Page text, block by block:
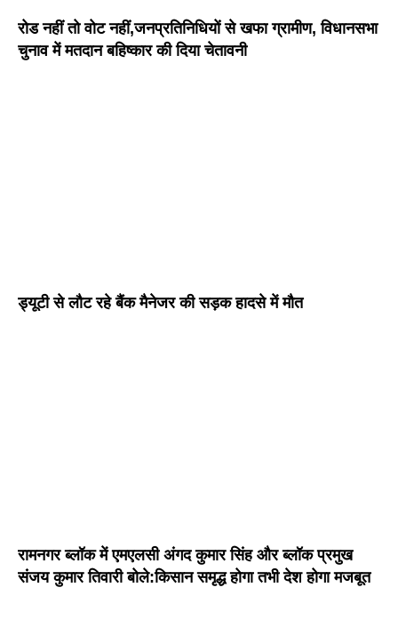
रोड नहीं तो वोट नहीं,जनप्रतिनिधियों से खफा ग्रामीण, विधानसभा
चुनाव में मतदान बहिष्कार की दिया चेतावनी
ड्यूटी से लौट रहे बैंक मैनेजर की सड़क हादसे में मौत
रामनगर ब्लॉक में एमएलसी अंगद कुमार सिंह और ब्लॉक प्रमुख
संजय कुमार तिवारी बोले:किसान समृद्ध होगा तभी देश होगा मजबूत